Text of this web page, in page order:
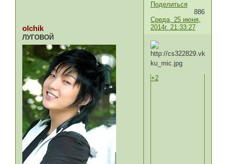
Поделиться
886
Среда, 25 июня,
2014г. 21:33:27
olchik
ЛУГОВОЙ
+2